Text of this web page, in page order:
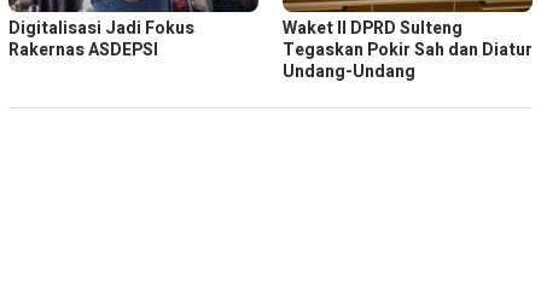
Digitalisasi Jadi Fokus
Rakernas ASDEPSI
Waket ll DPRD Sulteng
Tegaskan Pokir Sah dan Diatur
Undang-Undang